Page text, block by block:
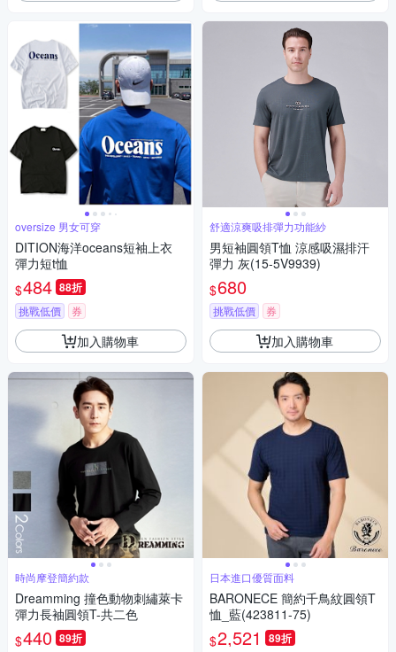
oversize 男女可穿
DITION海洋oceans短袖上衣
彈力短t恤
$484 88折
挑戰低價 券
加入購物車
時尚摩登簡約款
Dreamming 撞色動物刺繡萊卡
彈力長袖圓領T-共二色
$440 89折
舒適涼爽吸排彈力功能紗
男短袖圓領T恤 涼感吸濕排汗
彈力 灰(15-5V9939)
$680
挑戰低價 券
加入購物車
日本進口優質面料
BARONECE 簡約千鳥紋圓領T
恤_藍(423811-75)
$2,521 89折